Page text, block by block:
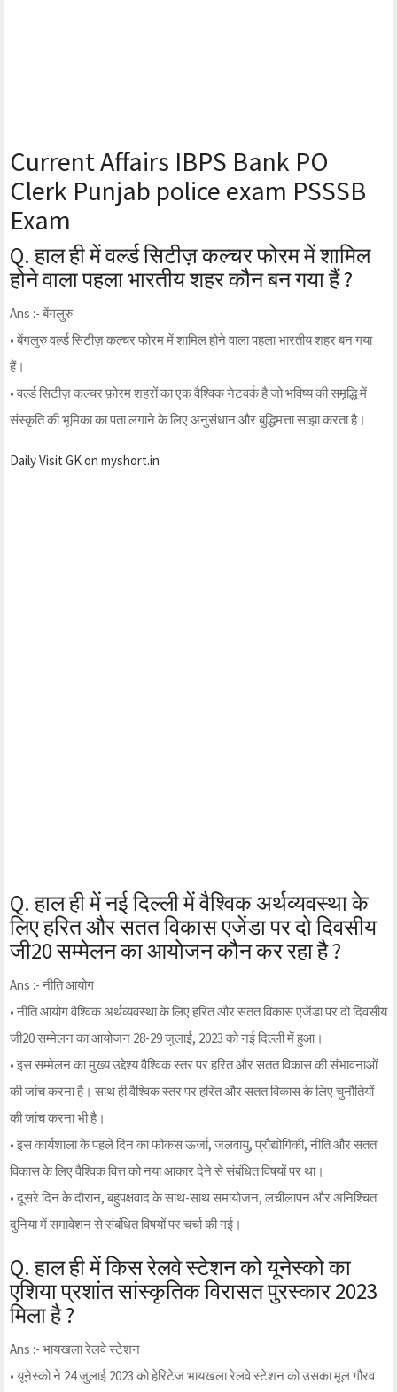
Current Affairs IBPS Bank PO
Clerk Punjab police exam PSSSB
Exam
Q. हाल ही में वर्ल्ड सिटीज़ कल्चर फोरम में शामिल
होने वाला पहला भारतीय शहर कौन बन गया हैं ?
Ans :- बेंगलुरु
• बेंगलुरु वर्ल्ड सिटीज़ कल्चर फोरम में शामिल होने वाला पहला भारतीय शहर बन गया
हैं।
• वर्ल्ड सिटीज़ कल्चर फ़ोरम शहरों का एक वैश्विक नेटवर्क है जो भविष्य की समृद्धि में
संस्कृति की भूमिका का पता लगाने के लिए अनुसंधान और बुद्धिमत्ता साझा करता है।
Daily Visit GK on myshort.in
Q. हाल ही में नई दिल्ली में वैश्विक अर्थव्यवस्था के
लिए हरित और सतत विकास एजेंडा पर दो दिवसीय
जी20 सम्मेलन का आयोजन कौन कर रहा है ?
Ans :- नीति आयोग
• नीति आयोग वैश्विक अर्थव्यवस्था के लिए हरित और सतत विकास एजेंडा पर दो दिवसीय
जी20 सम्मेलन का आयोजन 28-29 जुलाई, 2023 को नई दिल्ली में हुआ।
• इस सम्मेलन का मुख्य उद्देश्य वैश्विक स्तर पर हरित और सतत विकास की संभावनाओं
की जांच करना है। साथ ही वैश्विक स्तर पर हरित और सतत विकास के लिए चुनौतियों
की जांच करना भी है।
• इस कार्यशाला के पहले दिन का फोकस ऊर्जा, जलवायु, प्रौद्योगिकी, नीति और सतत
विकास के लिए वैश्विक वित्त को नया आकार देने से संबंधित विषयों पर था।
• दूसरे दिन के दौरान, बहुपक्षवाद के साथ-साथ समायोजन, लचीलापन और अनिश्चित
दुनिया में समावेशन से संबंधित विषयों पर चर्चा की गई।
Q. हाल ही में किस रेलवे स्टेशन को यूनेस्को का
एशिया प्रशांत सांस्कृतिक विरासत पुरस्कार 2023
मिला है ?
Ans :- भायखला रेलवे स्टेशन
• यूनेस्को ने 24 जुलाई 2023 को हेरिटेज भायखला रेलवे स्टेशन को उसका मूल गौरव